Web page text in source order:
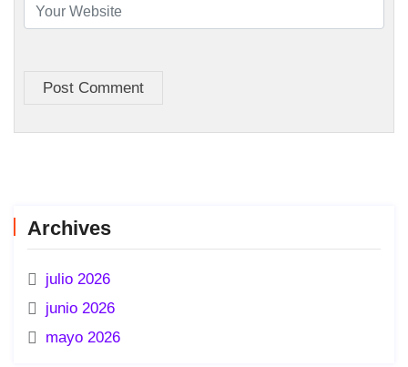
Post Comment
Archives
julio 2026
junio 2026
mayo 2026